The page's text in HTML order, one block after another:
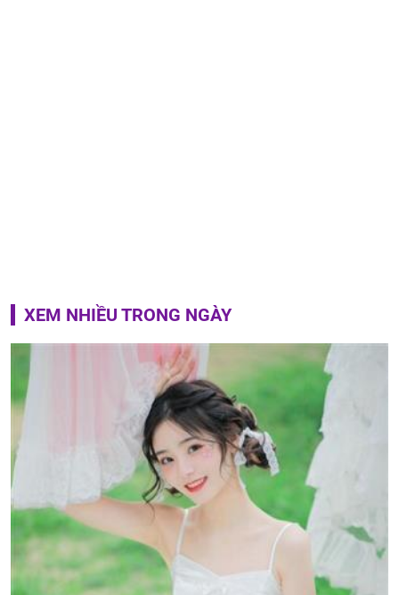
XEM NHIỀU TRONG NGÀY